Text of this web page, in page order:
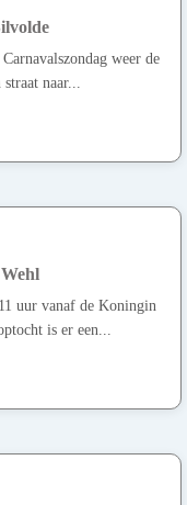
weer de
naar...
uur vanaf de Koningin
is er een...